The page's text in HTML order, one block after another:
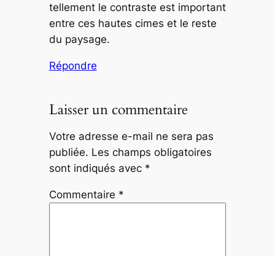
tellement le contraste est important
entre ces hautes cimes et le reste
du paysage.
Répondre
Laisser un commentaire
Votre adresse e-mail ne sera pas
publiée. Les champs obligatoires
sont indiqués avec *
Commentaire *